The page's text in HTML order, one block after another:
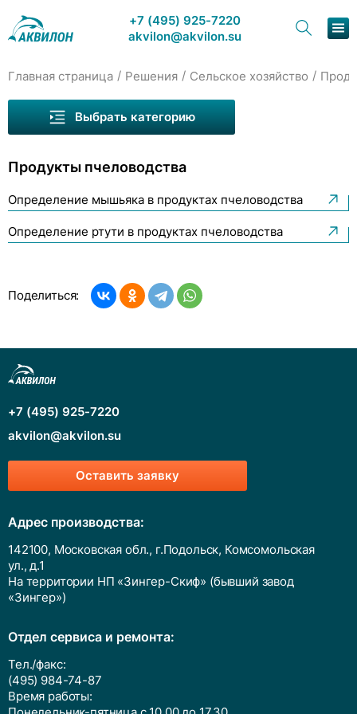
+7 (495) 925-7220
akvilon@akvilon.su
Каталог
Сервис и ремонт
Главная страница / Решения / Сельское хозяйство /
Продукты пчеловодства
Определение мышьяка в продуктах пчеловодства
Определение ртути в продуктах пчеловодства
Выбрать категорию
Зерно
Мясо
Продукты пчеловодства
Семена масличных культур
Поделиться:
Оставить заявку
+7 (495) 925-7220
akvilon@akvilon.su
Адрес производства:
142100, Московская обл., г.Подольск, Комсомольская
ул., д.1
На территории НП «Зингер-Скиф» (бывший завод
«Зингер»)
Отдел сервиса и ремонта:
Тел./факс:
(495) 984-74-87
Время работы: